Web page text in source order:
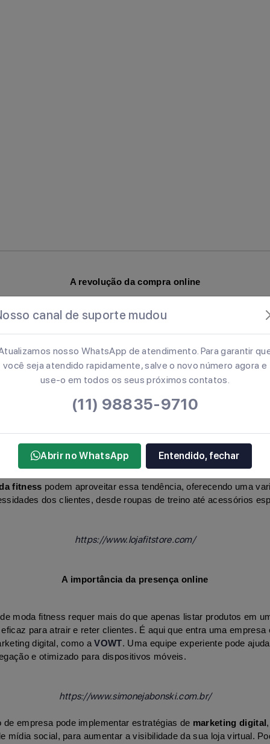
A revolução da compra online
transformação fundamental na forma como as pessoas
Hoje em dia, os consumidores preferem fazer compras
de produtos, comparar preços e escolher exatamente o
Isso torna as lojas virtuais uma opção irresistível para
como trânsito, horários restritos e o estresse de compras
O potencial das lojas virtuais de moda fitness
cresceu bastante nos últimos anos, à medida que as
saudável. A demanda por roupas que ofereçam conforto,
fitness podem aproveitar essa tendência, oferecendo uma
dos clientes, desde roupas de treino até acessórios
https://www.lojafitstore.com/
A importância da presença online
moda fitness requer mais do que apenas listar produtos em
para atrair e reter clientes. É aqui que entra uma empresa
digital, como a VOWT. Uma equipe experiente pode
e otimizado para dispositivos móveis.
https://www.simonejabonski.com.br/
empresa pode implementar estratégias de marketing digital
mídia social, para aumentar a visibilidade da sua loja virtual.
canal de suporte mudou
nosso WhatsApp de atendimento. Para garantir
você seja atendido rapidamente, salve o novo número agora e
use-o em todos os seus próximos contatos.
(11) 98835-9710
Abrir no WhatsApp Entendido, fechar